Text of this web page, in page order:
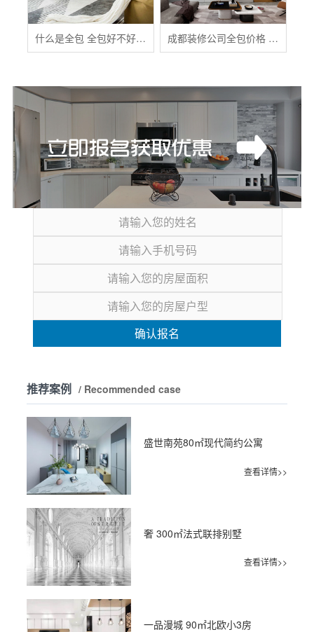
什么是全包 全包好不好 全包装修注意事项有哪些 成都装修公司全包价格 成都全包装修多少钱一平
确认报名
推荐案例 / Recommended case
盛世南苑80㎡现代简约公寓
查看详情>>
奢 300㎡法式联排别墅
查看详情>>
一品漫城 90㎡北欧小3房